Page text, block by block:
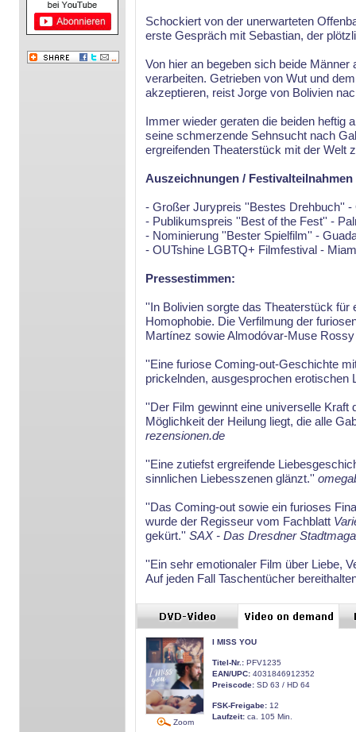
Schockiert von der unerwarteten
erste Gespräch mit Sebastian, der
Von hier an begeben sich beide
verarbeiten. Getrieben von Wut und
akzeptieren, reist Jorge von Bolivien
Immer wieder geraten die beiden heftig
seine schmerzende Sehnsucht nach
ergreifenden Theaterstück mit der Welt
Auszeichnungen /
- Großer Jurypreis ''Bestes Drehbuch''
- Publikumspreis ''Best of the Fest'' -
- Nominierung ''Bester Spielfilm'' -
- OUTshine LGBTQ+ Filmfestival -
Pressestimmen:
''In Bolivien sorgte das Theaterstück für
Homophobie. Die Verfilmung der
Martínez sowie Almodóvar-Muse
''Eine furiose Coming-out-Geschichte
prickelnden, ausgesprochen erotischen
''Der Film gewinnt eine universelle
Möglichkeit der Heilung liegt, die alle
rezensionen.de
''Eine zutiefst ergreifende
sinnlichen Liebesszenen glänzt.''
''Das Coming-out sowie ein furioses
wurde der Regisseur vom Fachblatt
gekürt.'' SAX - Das Dresdner
''Ein sehr emotionaler Film über Liebe,
Auf jeden Fall Taschentücher
Zoom
I MISS YOU
Titel-Nr.: PFV1235
EAN/UPC: 4031846912352
Preiscode: SD 63 / HD 64
FSK-Freigabe: 12
Laufzeit: ca. 105 Min.